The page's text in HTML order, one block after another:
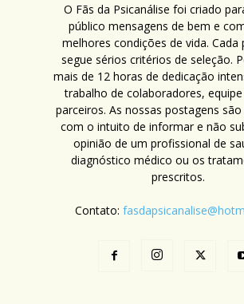
O Fãs da Psicanálise foi criado
público mensagens de bem e
melhores condições de vida. Cada
segue sérios critérios de seleção.
mais de 12 horas de dedicação
trabalho de colaboradores,
parceiros. As nossas postagens
com o intuito de informar e não
opinião de um profissional de
diagnóstico médico ou os
prescritos.
Contato: